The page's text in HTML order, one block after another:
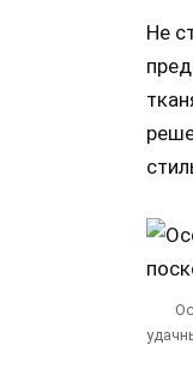
Не